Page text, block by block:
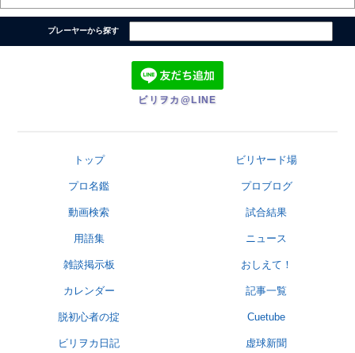
プレーヤーから探す
ビリヲカ@LINE
トップ ビリヤード場
プロ名鑑 プロブログ
動画検索 試合結果
用語集 ニュース
雑談掲示板 おしえて！
カレンダー 記事一覧
脱初心者の掟 Cuetube
ビリヲカ日記 虚球新聞